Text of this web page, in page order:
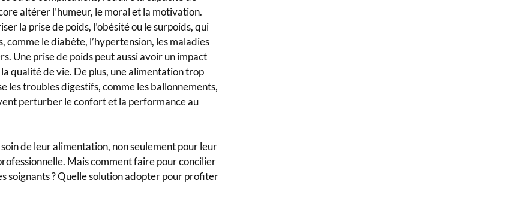
altérer l’humeur, le moral et la motivation.
la prise de poids, l’obésité ou le surpoids, qui
le diabète, l’hypertension, les maladies
Une prise de poids peut aussi avoir un impact
la qualité de vie. De plus, une alimentation trop
les troubles digestifs, comme les ballonnements,
perturber le confort et la performance au
de leur alimentation, non seulement pour leur
Mais comment faire pour concilier
soignants ? Quelle solution adopter pour profiter